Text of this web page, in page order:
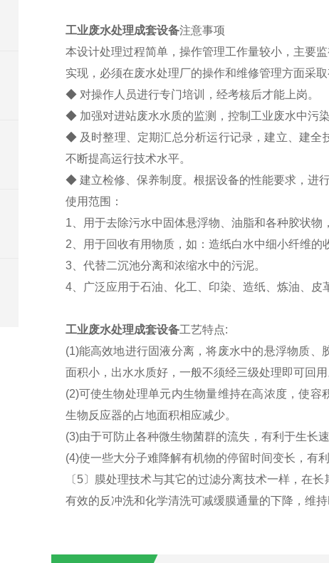
工业废水处理成套设备注意事项
本设计处理过程简单，操作管理工作量较小，主要
实现，必须在废水处理厂的操作和维修管理方面采取
◆ 对操作人员进行专门培训，经考核后才能上岗。
◆ 加强对进站废水水质的监测，控制工业废水中污
◆ 及时整理、定期汇总分析运行记录，建立、建全
不断提高运行技术水平。
◆ 建立检修、保养制度。根据设备的性能要求，进
使用范围：
1、用于去除污水中固体悬浮物、油脂和各种胶状物
2、用于回收有用物质，如：造纸白水中细小纤维的
3、代替二沉池分离和浓缩水中的污泥。
4、广泛应用于石油、化工、印染、造纸、炼油、皮
工业废水处理成套设备工艺特点:
(1)能高效地进行固液分离，将废水中的悬浮物质
面积小，出水水质好，一般不须经三级处理即可回用
(2)可使生物处理单元内生物量维持在高浓度，使容
生物反应器的占地面积相应减少。
(3)由于可防止各种微生物菌群的流失，有利于生长
(4)使一些大分子难降解有机物的停留时间变长，有利
〔5〕膜处理技术与其它的过滤分离技术一样，在
有效的反冲洗和化学清洗可减缓膜通量的下降，维持